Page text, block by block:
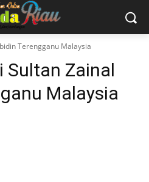
Terengganu Malaysia
Sultan Zainal
Malaysia